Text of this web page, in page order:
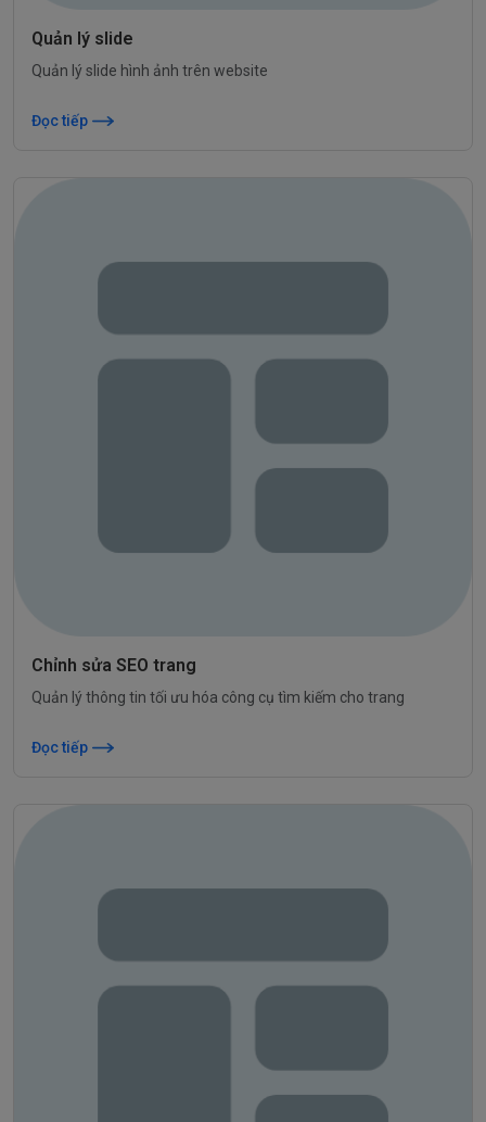
Quản lý slide
Quản lý slide hình ảnh trên website
Đọc tiếp
Chỉnh sửa SEO trang
Quản lý thông tin tối ưu hóa công cụ tìm kiếm cho trang
Đọc tiếp